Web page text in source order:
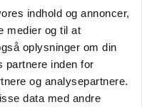
indhold og annoncer,
medier og til at
oplysninger om din
partnere inden for
og analysepartnere.
data med andre
og